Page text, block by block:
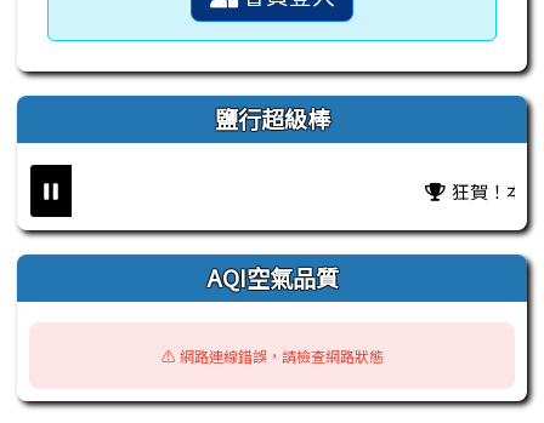
鹽行超級棒
狂賀！本校
AQI空氣品質
⚠️ 網路連線錯誤，請檢查網路狀態